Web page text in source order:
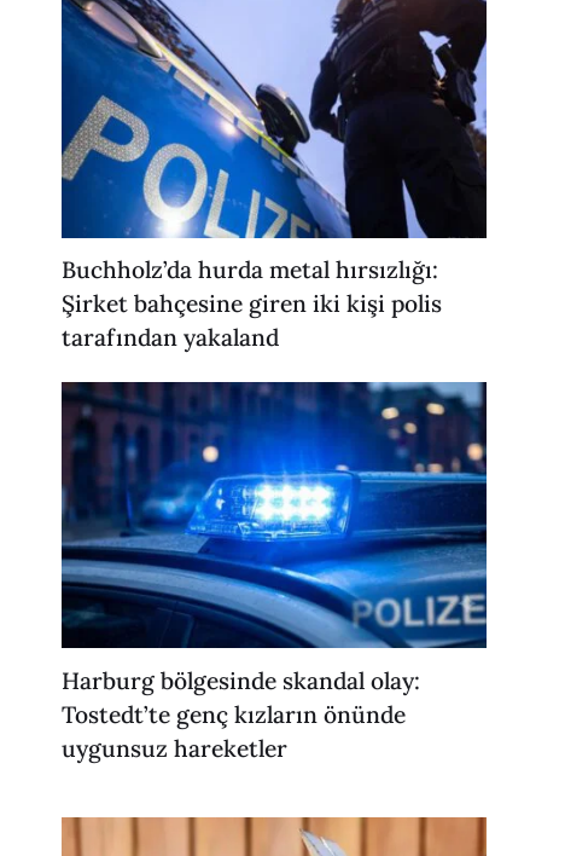
Buchholz’da hurda metal hırsızlığı:
Şirket bahçesine giren iki kişi polis
tarafından yakaland
Harburg bölgesinde skandal olay:
Tostedt’te genç kızların önünde
uygunsuz hareketler